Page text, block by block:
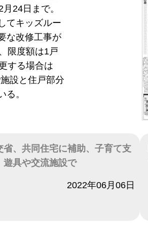
24日まで。
てキッズルー
な改修工事が
限度額は1戸
する場合は
設と住戸部分
る。
省、共同住宅に補助、子育て支
遊具や交流施設で
2022年06月06日